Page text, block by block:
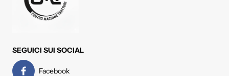
SEGUICI SUI SOCIAL
Facebook